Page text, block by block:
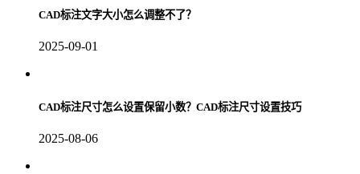
CAD标注文字大小怎么调整不了？
2025-09-01
CAD标注尺寸怎么设置保留小数？CAD标注尺寸设置技巧
2025-08-06